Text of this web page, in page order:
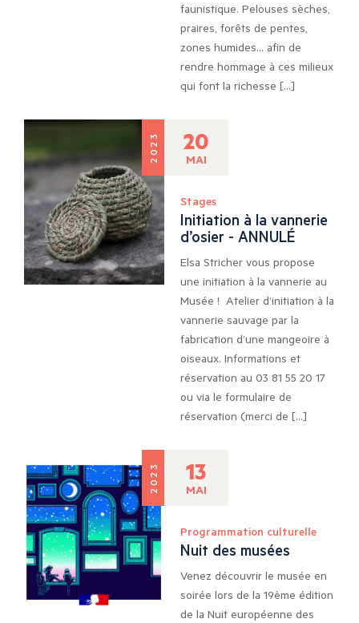
faunistique. Pelouses sèches,
praires, forêts de pentes,
zones humides… afin de
rendre hommage à ces milieux
qui font la richesse […]
2023 20
MAI
Stages
Initiation à la vannerie
d’osier - ANNULÉ
Elsa Stricher vous propose
une initiation à la vannerie au
Musée ! Atelier d’initiation à la
vannerie sauvage par la
fabrication d’une mangeoire à
oiseaux. Informations et
réservation au 03 81 55 20 17
ou via le formulaire de
réservation (merci de […]
2023 13
MAI
Programmation culturelle
Nuit des musées
Venez découvrir le musée en
soirée lors de la 19ème édition
de la Nuit européenne des